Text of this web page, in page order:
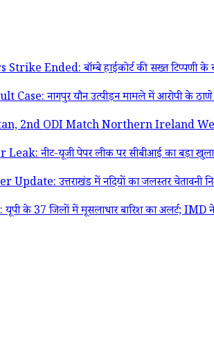
Ended: बॉम्बे हाईकोर्ट की सख्त टिप्पणी के
नागपुर यौन उत्पीड़न मामले में आरोपी के
2nd ODI Match Northern Ireland
नीट-यूजी पेपर लीक पर सीबीआई का बड़ा
उत्तराखंड में नदियों का जलस्तर चेतावनी
के 37 जिलों में मूसलाधार बारिश का अलर्ट; IMD ने